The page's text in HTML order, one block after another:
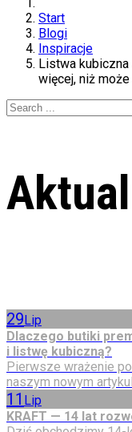
Start
Blogi
Inspiracje
Listwa
więcej, niż
29Lip
Dlaczego butiki
i listwę kubiczną?
Pierwsze wrażenie
naszym nowym
11 Lip
KRAFT — 14 lat